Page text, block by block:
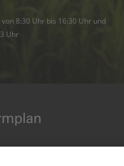
8:30 Uhr bis 16:30 Uhr und
Uhr